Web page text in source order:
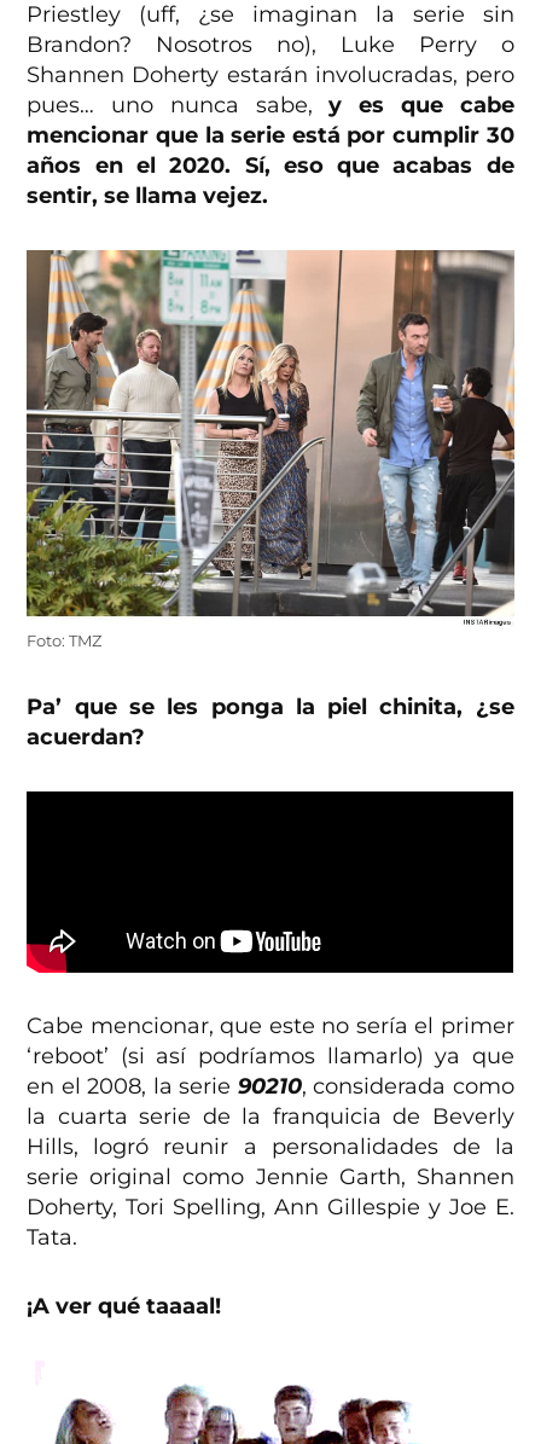
Priestley (uff, ¿se imaginan la serie sin
Brandon? Nosotros no), Luke Perry o
Shannen Doherty estarán involucradas, pero
pues… uno nunca sabe, y es que cabe
mencionar que la serie está por cumplir 30
años en el 2020. Sí, eso que acabas de
sentir, se llama vejez.
Foto: TMZ
Pa’ que se les ponga la piel chinita, ¿se
acuerdan?
Cabe mencionar, que este no sería el primer
‘reboot’ (si así podríamos llamarlo) ya que
en el 2008, la serie 90210, considerada como
la cuarta serie de la franquicia de Beverly
Hills, logró reunir a personalidades de la
serie original como Jennie Garth, Shannen
Doherty, Tori Spelling, Ann Gillespie y Joe E.
Tata.
¡A ver qué taaaal!